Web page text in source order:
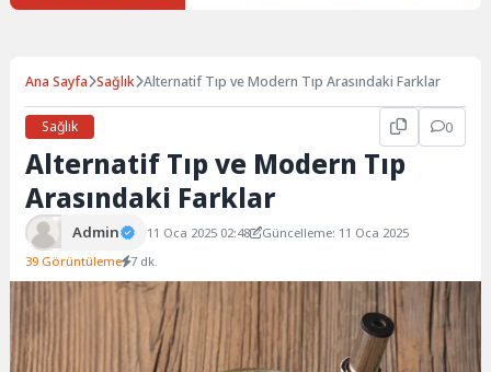
Ana Sayfa Sağlık Alternatif Tıp ve Modern Tıp Arasındaki Farklar
Sağlık 0
Alternatif Tıp ve Modern Tıp
Arasındaki Farklar
Admin 11 Oca 2025 02:48
Güncelleme: 11 Oca 2025
39 Görüntüleme 7 dk.